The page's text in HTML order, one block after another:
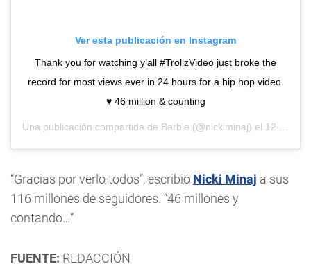
Ver esta publicación en Instagram
Thank you for watching y’all #TrollzVideo just broke the
record for most views ever in 24 hours for a hip hop video.
♥️ 46 million & counting
Una publicación compartida de Barbie (@nickiminaj) el 12 Jun, 2020 a las 6:56 PDT
“Gracias por verlo todos”, escribió Nicki Minaj a sus
116 millones de seguidores. “46 millones y
contando…”
FUENTE: REDACCIÓN